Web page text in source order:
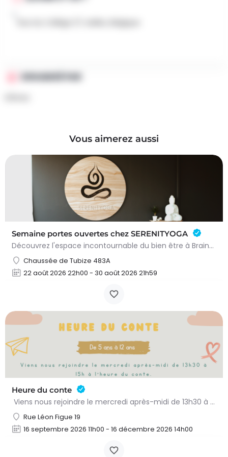
ORGANISÉ PAR
Vous aimerez aussi
Semaine portes ouvertes chez SERENITYOGA
Découvrez l'espace incontournable du bien être à Braine L'alleud!Du 23 au 30 aout 2026 nous proposons un Pass…
Chaussée de Tubize 483A
22 août 2026 22h00 - 30 août 2026 21h59
Heure du conte
Viens nous rejoindre le mercredi après-midi de 13h30 à 15h à l’heure du conte. On y lit des histoires…
Rue Léon Figue 19
16 septembre 2026 11h00 - 16 décembre 2026 14h00